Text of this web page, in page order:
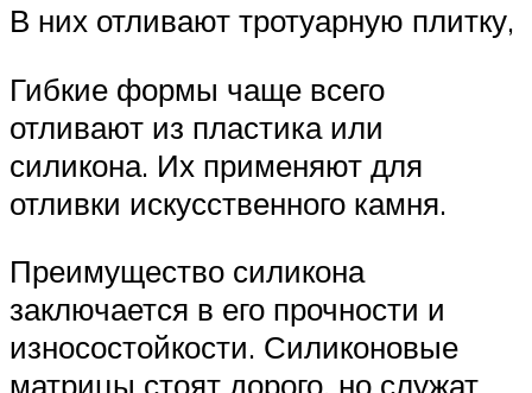
В них отливают тротуарную плитку,
Гибкие формы чаще всего
отливают из пластика или
силикона. Их применяют для
отливки искусственного камня.
Преимущество силикона
заключается в его прочности и
износостойкости. Силиконовые
матрицы стоят дорого, но служат